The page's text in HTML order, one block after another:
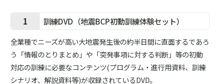
1 訓練DVD（地震BCP初動訓練体験セット）
全業種でニーズが高い大地震発生後の約半日間に直面するであろ
う「情報のとりまとめ」や「突発事項に対する判断」等の初動
対応の訓練に必要なコンテンツ(プログラム・進行用資料、訓練
シナリオ、解説資料等)が収録されているDVD。